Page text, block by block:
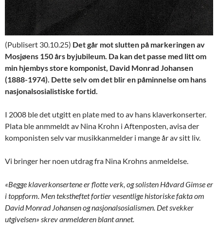
(Publisert 30.10.25) Det går mot slutten på markeringen av
Mosjøens 150 års byjubileum. Da kan det passe med litt om
min hjembys store komponist, David Monrad Johansen
(1888-1974). Dette selv om det blir en påminnelse om hans
nasjonalsosialistiske fortid.
I 2008 ble det utgitt en plate med to av hans klaverkonserter.
Plata ble anmmeldt av Nina Krohn i Aftenposten, avisa der
komponisten selv var musikkanmelder i mange år av sitt liv.
Vi bringer her noen utdrag fra Nina Krohns anmeldelse.
«Begge klaverkonsertene er flotte verk, og solisten Håvard Gimse er
i toppform. Men tekstheftet fortier vesentlige historiske fakta om
David Monrad Johansen og nasjonalsosialismen. Det svekker
utgivelsen» skrev anmelderen blant annet.